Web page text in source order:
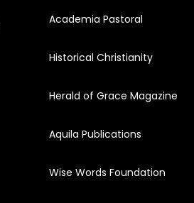
Academia Pastoral
Historical Christianity
Herald of Grace Magazine
Aquila Publications
Wise Words Foundation